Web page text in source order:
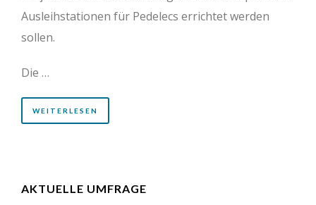
Ausleihstationen für Pedelecs errichtet werden
sollen.
Die …
WEITERLESEN
AKTUELLE UMFRAGE